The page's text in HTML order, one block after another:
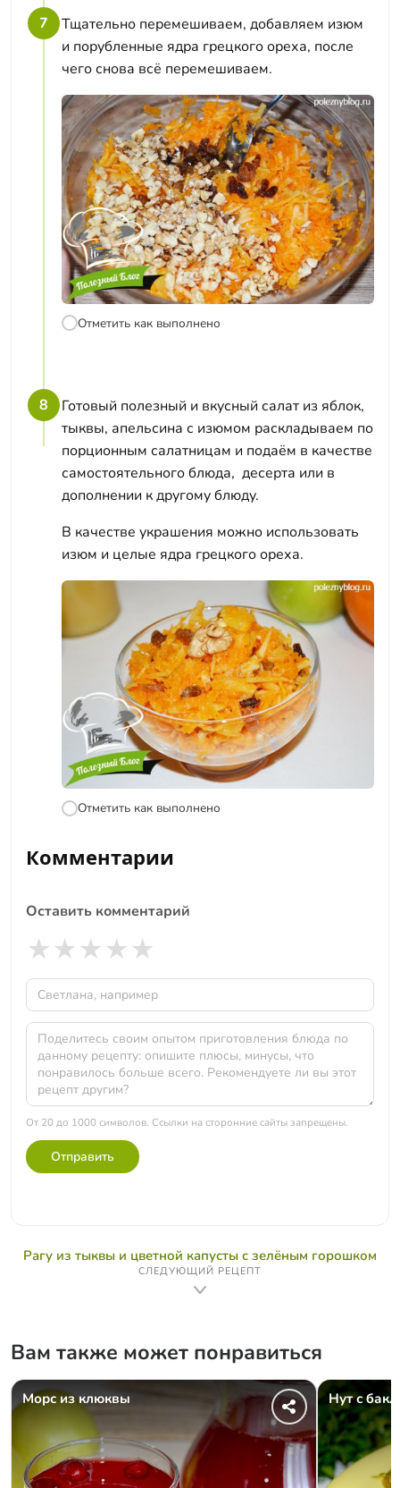
7
Тщательно перемешиваем, добавляем изюм
и порубленные ядра грецкого ореха, после
чего снова всё перемешиваем.
Отметить как выполнено
8
Готовый полезный и вкусный салат из яблок,
тыквы, апельсина с изюмом раскладываем по
порционным салатницам и подаём в качестве
самостоятельного блюда, десерта или в
дополнении к другому блюду.
В качестве украшения можно использовать
изюм и целые ядра грецкого ореха.
Отметить как выполнено
Комментарии
Оставить комментарий
★★★★★
От 20 до 1000 символов. Ссылки на сторонние сайты запрещены.
Отправить
Рагу из тыквы и цветной капусты с зелёным горошком
СЛЕДУЮЩИЙ РЕЦЕПТ
Вам также может понравиться
Морс из клюквы Нут с